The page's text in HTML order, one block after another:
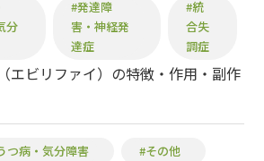
分
#発達障
害・神経発
達症
#統
合失
調症
エビリファイ）の特徴・作用・副作
つ病・気分障害 #その他